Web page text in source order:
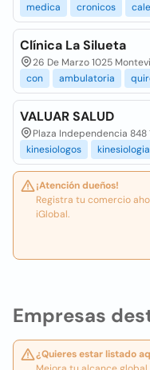
Empresas
¿Quieres estar listado
medica
cronicos
Clínica La Silueta
26 De Marzo 1025
con
ambulatoria
VALUAR SALUD
Plaza Independencia 848
kinesiologos
kinesiologia
¡Atención dueños!
Registra tu comercio
iGlobal.